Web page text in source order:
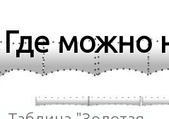
Где можно